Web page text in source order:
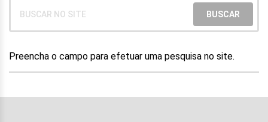
Preencha o campo para efetuar uma pesquisa no site.